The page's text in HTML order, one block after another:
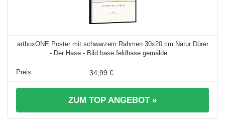
artboxONE Poster mit schwarzem Rahmen 30x20 cm Natur Dürer
- Der Hase - Bild hase feldhase gemälde ...
34,99 €
ZUM TOP ANGEBOT »